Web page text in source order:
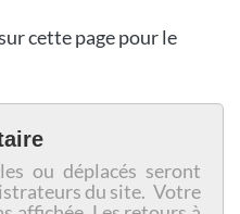
cette page pour le
ou déplacés seront
du site. Votre